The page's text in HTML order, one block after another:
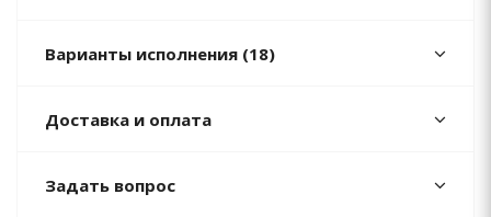
Варианты исполнения (18)
Доставка и оплата
Задать вопрос